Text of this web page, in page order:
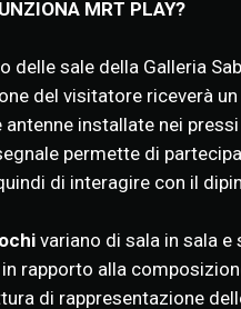
MRT PLAY?
delle sale della Galleria
del visitatore riceverà un
antenne installate nei pressi
permette di
di interagire con il
variano di sala in sala e
rapporto alla
di rappresentazione